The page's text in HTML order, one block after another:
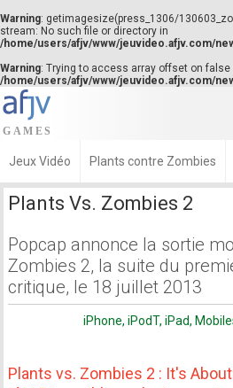
Warning: getimagesize(press_1306/
stream: No such file or directory in
/home/users/afjv/www/jeuvideo.afjv.com/
Warning: Trying to access array offset on false
/home/users/afjv/www/jeuvideo.afjv.com/
Jeux Vidéo Plants contre Zombies
Plants Vs. Zombies 2
Popcap annonce la sortie
Zombies 2, la suite du
critique, le 18 juillet 2013
iPhone, iPodT, iPad,
Plants vs. Zombies 2 : It's